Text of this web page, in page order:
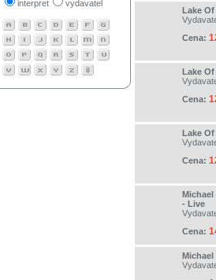
interpret vydavatel
Lake
Cena:
Lake
Cena:
Lake
Cena:
Michael
- Live
Cena:
Michael